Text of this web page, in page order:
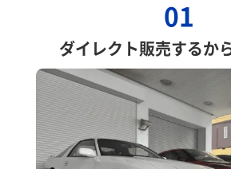
01
ダイレクト販売するか